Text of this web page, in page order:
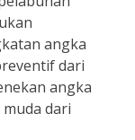
angka
dari
angka
dari